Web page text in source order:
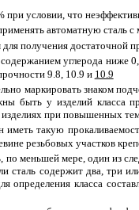
условии, что
автоматную
получения достаточной
углерода
9.8, 10.9 и 10.9
маркировать знаком
быть у изделий класса
при повышенных
такую
резьбовых участков
по меньшей мере, один из
сталь содержит два, три
определения класса